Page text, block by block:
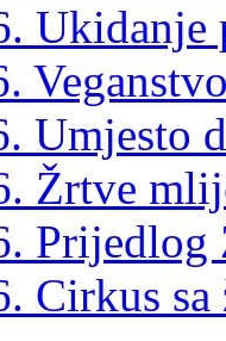
Ukidanje
Umjesto
Žrtve
Cirkus